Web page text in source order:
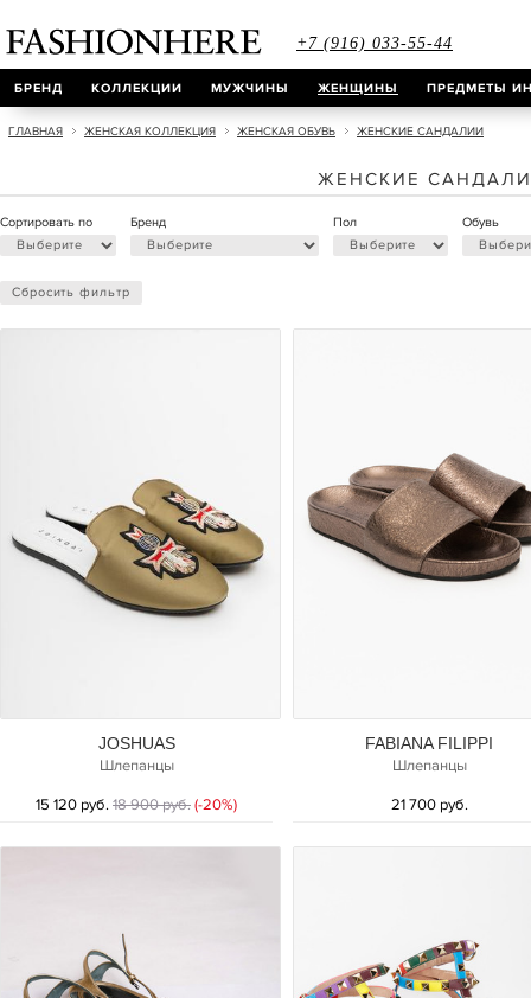
+7 (916) 033-55-44
БРЕНД КОЛЛЕКЦИИ МУЖЧИНЫ ЖЕНЩИНЫ ПРЕДМЕТЫ
ГЛАВНАЯ ЖЕНСКАЯ КОЛЛЕКЦИЯ ЖЕНСКАЯ ОБУВЬ ЖЕНСКИЕ САНДАЛИИ
ЖЕНСКИЕ
Сортировать по Бренд Пол Обувь
Сбросить фильтр
JOSHUAS
Шлепанцы
15 120 руб.18 900 руб.(-20%)
FABIANA FILIPPI
Шлепанцы
21 700 руб.